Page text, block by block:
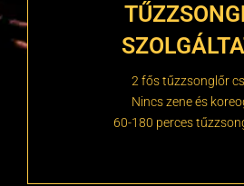
2 fős tűzzsonglőr
Nincs zene és
60-180 perces